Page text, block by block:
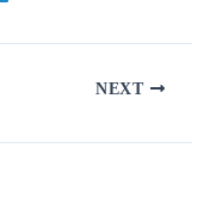
NEXT